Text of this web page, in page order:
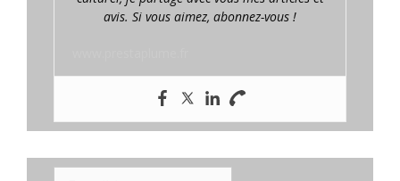
avis. Si vous aimez, abonnez-vous !